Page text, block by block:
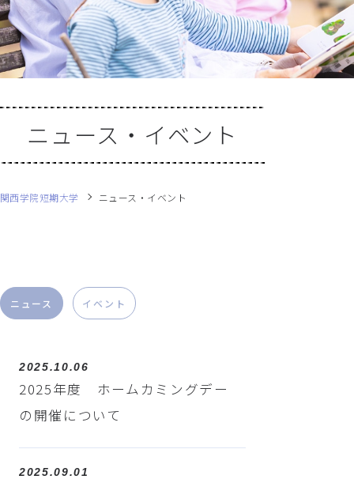
ニュース・イベント
関西学院短期大学 ニュース・イベント
ニュース イベント
2025.10.06
2025年度 ホームカミングデー
の開催について
2025.09.01